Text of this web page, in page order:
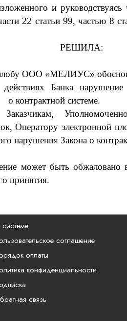
и ру
22 статьи 99, частью 8
РЕШИЛА:
ООО «МЕЛИУС»
действиях Банка
нарушение
о контрактной системе.
,
Оператору электронной
нарушения Закона о
может быть обжаловано
принятия.
соглашение
оплаты
конфиденциальности
связь